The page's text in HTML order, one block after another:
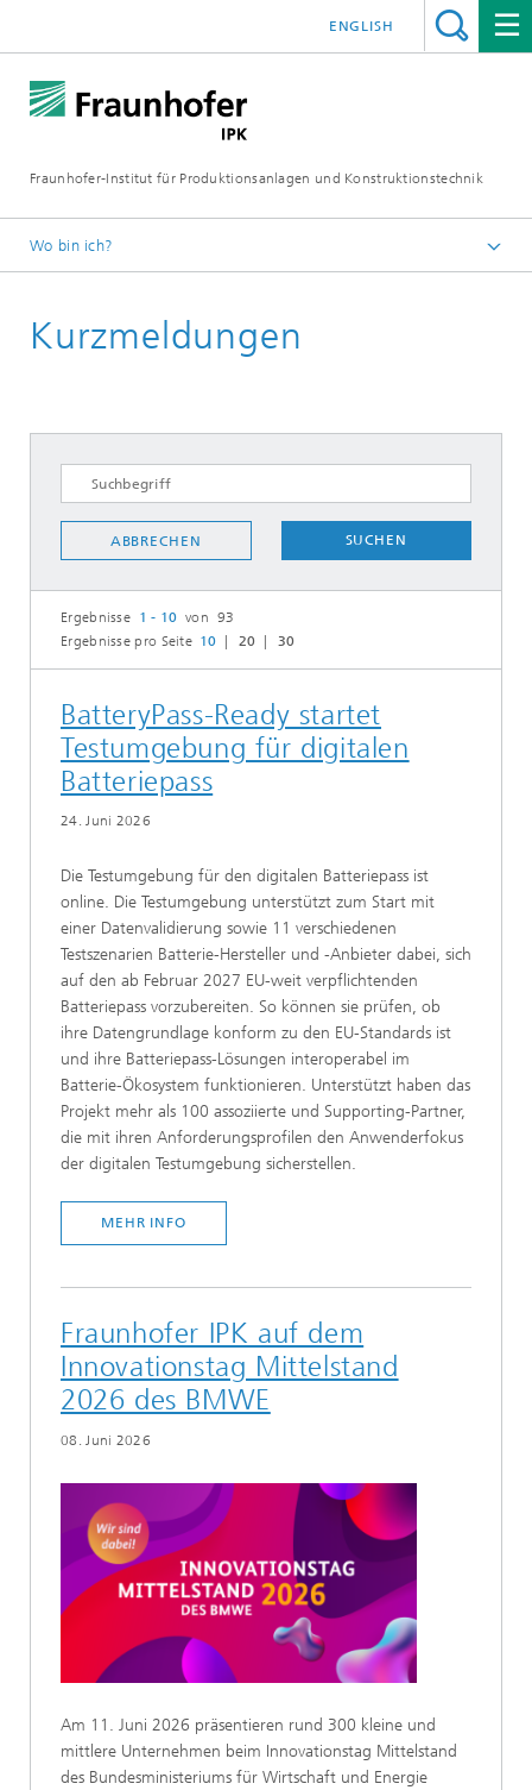
Fraunhofer-Institut für Produktionsanlagen und Konstruktionstechnik
ENGLISH
Wo bin ich?
Kurzmeldungen
ABBRECHEN SUCHEN
Ergebnisse 1 - 10 von 93
Ergebnisse pro Seite 10 20 30
BatteryPass-Ready startet
Testumgebung für digitalen
Batteriepass
24. Juni 2026
Die Testumgebung für den digitalen Batteriepass ist
online. Die Testumgebung unterstützt zum Start mit
einer Datenvalidierung sowie 11 verschiedenen
Testszenarien Batterie-Hersteller und -Anbieter dabei, sich
auf den ab Februar 2027 EU-weit verpflichtenden
Batteriepass vorzubereiten. So können sie prüfen, ob
ihre Datengrundlage konform zu den EU-Standards ist
und ihre Batteriepass-Lösungen interoperabel im
Batterie-Ökosystem funktionieren. Unterstützt haben das
Projekt mehr als 100 assoziierte und Supporting-Partner,
die mit ihren Anforderungsprofilen den Anwenderfokus
der digitalen Testumgebung sicherstellen.
MEHR INFO
Fraunhofer IPK auf dem
Innovationstag Mittelstand
2026 des BMWE
08. Juni 2026
Am 11. Juni 2026 präsentieren rund 300 kleine und
mittlere Unternehmen beim Innovationstag Mittelstand
des Bundesministeriums für Wirtschaft und Energie